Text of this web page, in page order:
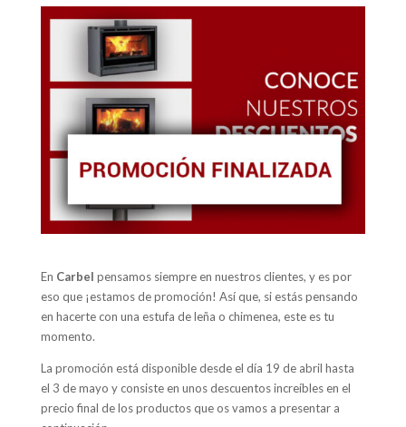
En Carbel pensamos siempre en nuestros clientes, y es por
eso que ¡estamos de promoción! Así que, si estás pensando
en hacerte con una estufa de leña o chimenea, este es tu
momento.
La promoción está disponible desde el día 19 de abril hasta
el 3 de mayo y consiste en unos descuentos increíbles en el
precio final de los productos que os vamos a presentar a